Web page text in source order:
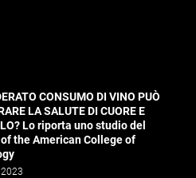
CONSUMO DI VINO PUÒ
LA SALUTE DI CUORE E
Lo riporta uno studio del
the American College of